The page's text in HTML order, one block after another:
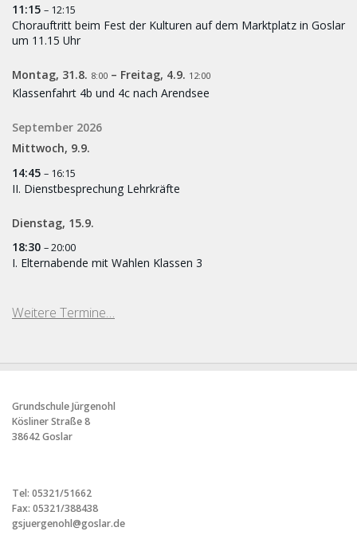
11:15 – 12:15
Chorauftritt beim Fest der Kulturen auf dem Marktplatz in Goslar
um 11.15 Uhr
Montag, 31.8. 8:00 – Freitag, 4.9. 12:00
Klassenfahrt 4b und 4c nach Arendsee
September 2026
Mittwoch, 9.9.
14:45 – 16:15
II. Dienstbesprechung Lehrkräfte
Dienstag, 15.9.
18:30 – 20:00
I. Elternabende mit Wahlen Klassen 3
Weitere Termine…
Grundschule Jürgenohl
Kösliner Straße 8
38642 Goslar
Tel: 05321/51662
Fax: 05321/388438
gsjuergenohl@goslar.de